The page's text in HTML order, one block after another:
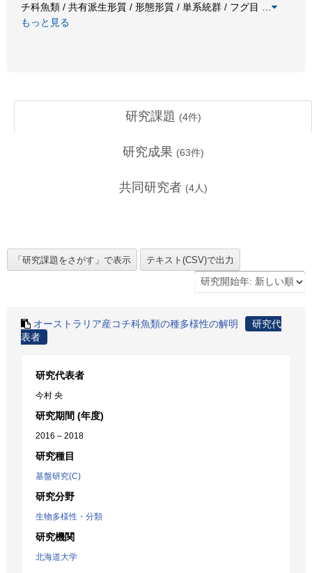
チ科魚類 / 共有派生形質 / 形態形質 / 単系統群 / フグ目
もっと見る
研究課題 (4件)
研究成果 (63件)
共同研究者 (4人)
オーストラリア産コチ科魚類の種多様性の解明
研究代
表者
研究代表者
今村 央
研究期間 (年度)
2016 – 2018
研究種目
基盤研究(C)
研究分野
生物多様性・分類
研究機関
北海道大学